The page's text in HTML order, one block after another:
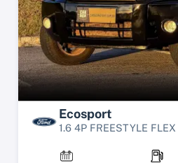
Ecosport
1.6 4P FREESTYLE FLEX